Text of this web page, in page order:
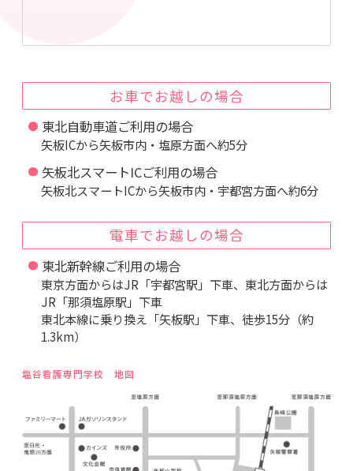
お車でお越しの場合
東北自動車道ご利用の場合
矢板ICから矢板市内・塩原方面へ約5分
矢板北スマートICご利用の場合
矢板北スマートICから矢板市内・宇都宮方面へ約6分
電車でお越しの場合
東北新幹線ご利用の場合
東京方面からはJR「宇都宮駅」下車、東北方面からは
JR「那須塩原駅」下車
東北本線に乗り換え「矢板駅」下車、徒歩15分（約
1.3km）
塩谷看護専門学校 地図